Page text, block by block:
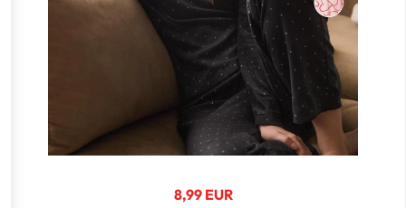
8,99 EUR